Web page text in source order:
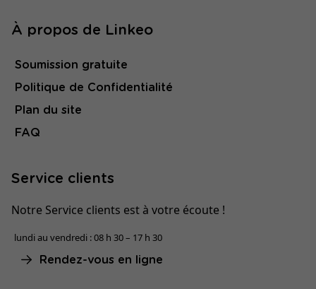
À propos de Linkeo
Soumission gratuite
Politique de Confidentialité
Plan du site
FAQ
Service clients
Notre Service clients est à votre écoute !
lundi au vendredi : 08 h 30 – 17 h 30
Rendez-vous en ligne